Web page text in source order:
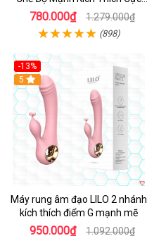
Sướng
780.000₫ 1.279.000₫
(898)
-13%
Hot
5
Máy rung âm đạo LILO 2 nhánh
kích thích điểm G mạnh mẽ
950.000₫ 1.092.000₫